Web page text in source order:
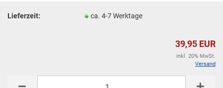
Lieferzeit: ca. 4-7 Werktage
39,95 EUR
inkl. 20% MwSt.
Versand